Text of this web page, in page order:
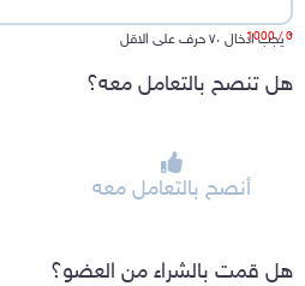
*يجب ادخال ٧٠ حرف على الاقل0
/ 1000
هل تنصح بالتعامل معه؟
أنصح بالتعامل معه
هل قمت بالشراء من العضو؟